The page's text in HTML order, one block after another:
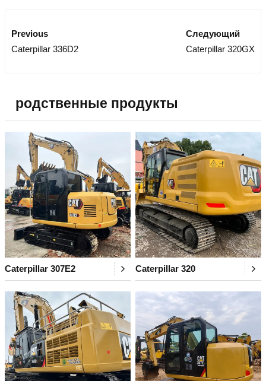
Previous
Caterpillar 336D2
Следующий
Caterpillar 320GX
родственные продукты
Caterpillar 307E2 Caterpillar 320